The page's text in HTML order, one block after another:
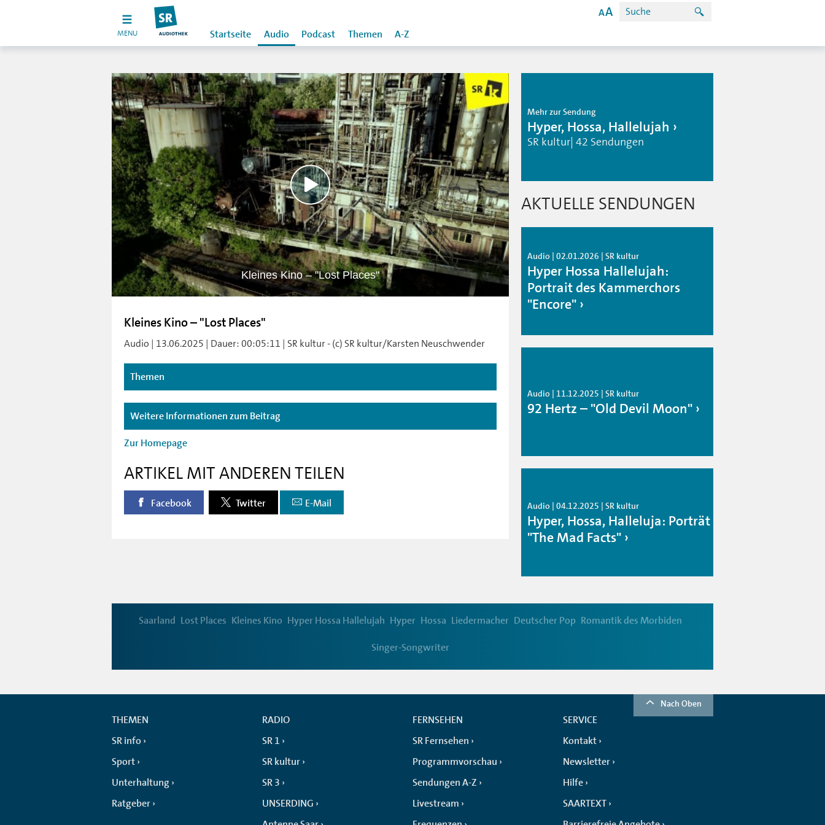
MENU Startseite Audio Podcast Themen A-Z
Kleines Kino – "Lost Places"
Kleines Kino – "Lost Places"
Audio | 13.06.2025 | Dauer: 00:05:11 | SR kultur - (c) SR kultur/Karsten Neuschwender
Themen
Weitere Informationen zum Beitrag
Zur Homepage
ARTIKEL MIT ANDEREN TEILEN
Facebook Twitter E-Mail
Mehr zur Sendung
Hyper, Hossa, Hallelujah
SR kultur| 42 Sendungen
AKTUELLE SENDUNGEN
Audio | 02.01.2026 | SR kultur
Hyper Hossa Hallelujah:
Portrait des Kammerchors
"Encore"
Audio | 11.12.2025 | SR kultur
92 Hertz – "Old Devil Moon"
Audio | 04.12.2025 | SR kultur
Hyper, Hossa, Halleluja: Porträt
"The Mad Facts"
Saarland Lost Places Kleines Kino Hyper Hossa Hallelujah Hyper Hossa Liedermacher Deutscher Pop Romantik des Morbiden
Singer-Songwriter
Nach Oben
THEMEN
SR info
Sport
Unterhaltung
Ratgeber
RADIO
SR 1
SR kultur
SR 3
UNSERDING
FERNSEHEN
SR Fernsehen
Programmvorschau
Sendungen A-Z
Livestream
SERVICE
Kontakt
Newsletter
Hilfe
SAARTEXT